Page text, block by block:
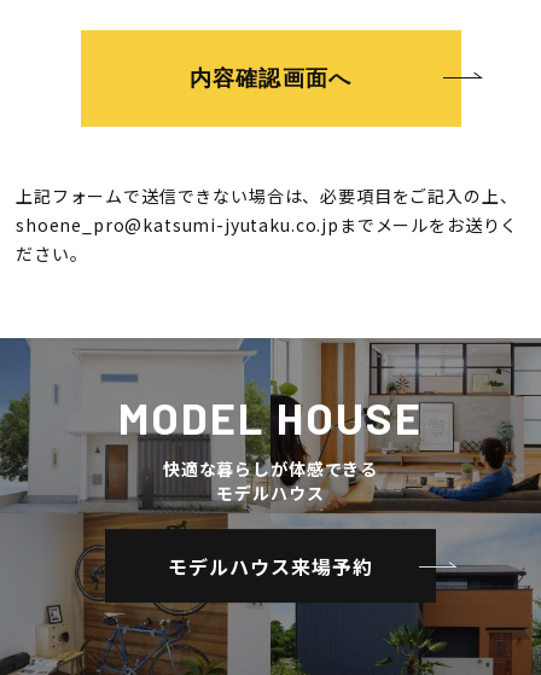
内容確認画面へ
上記フォームで送信できない場合は、必要項目をご記入の上、
shoene_pro@katsumi-jyutaku.co.jp までメールをお送りく
ださい。
MODEL HOUSE
快適な暮らしが体感できる
モデルハウス
モデルハウス来場予約